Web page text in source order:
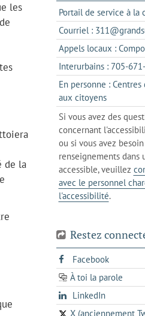
les
de la
Portail de service à la
Courriel :
Appels locaux :
Interurbains : 705-
En personne : Centres
aux citoyenss'ouvre
dans
l'onglet
actuel
Si vous avez des
concernant
ou si vous avez
renseignements dans
accessible, veuillez
avec le personnel
l'accessibilité.
Restez
Facebooks'ouvre
dans
un
onglet
À toi la parole
opens
in
a
LinkedInopens
in
X (anciennement